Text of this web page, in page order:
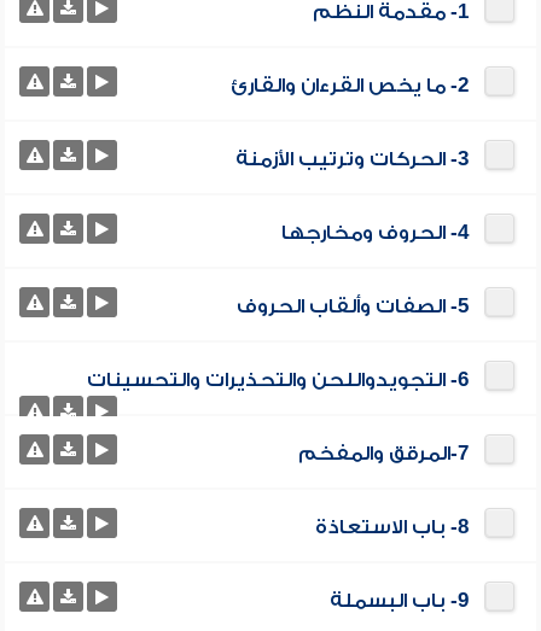
1- مقدمة النظم
2- ما يخص القرءان والقارئ
3- الحركات وترتيب الأزمنة
4- الحروف ومخارجها
5- الصفات وألقاب الحروف
6- التجويدواللحن والتحذيرات والتحسينات
7-المرقق والمفخم
8- باب الاستعاذة
9- باب البسملة